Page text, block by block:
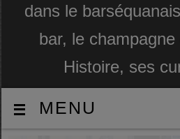
dans le
bar, le
Histoire, ses
MENU